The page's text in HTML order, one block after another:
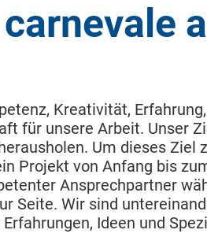
Kreativität,
für unsere Arbeit. Unser
Um dieses Ziel
Projekt von Anfang bis
Ansprechpartner
Seite. Wir sind
Ideen und